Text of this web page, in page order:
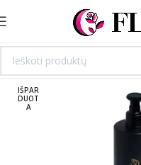
IŠPAR
DUOT
A